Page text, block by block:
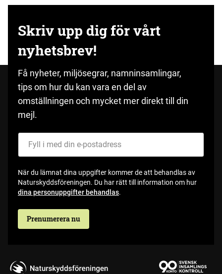
Skriv upp dig för vårt
nyhetsbrev!
Få nyheter, miljösegrar, namninsamlingar,
tips om hur du kan vara en del av
omställningen och mycket mer direkt till din
mejl.
När du lämnat dina uppgifter kommer de att behandlas av
Naturskyddsföreningen. Du har rätt till information om hur
dina personuppgifter behandlas.
Prenumerera nu